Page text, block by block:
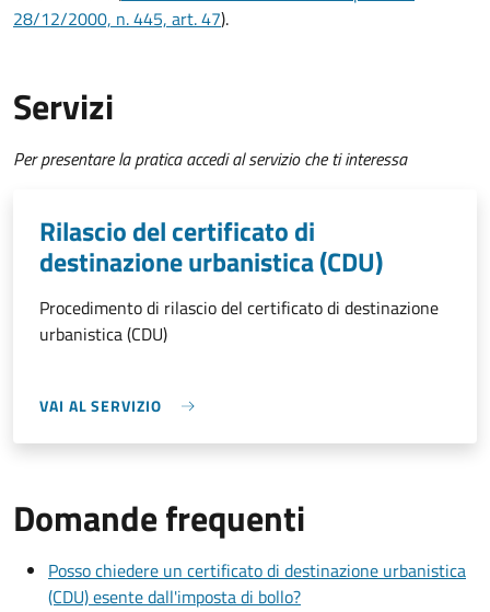
28/12/2000, n. 445, art. 47).
Servizi
Per presentare la pratica accedi al servizio che ti interessa
Rilascio del certificato di
destinazione urbanistica (CDU)
Procedimento di rilascio del certificato di destinazione
urbanistica (CDU)
VAI AL SERVIZIO
Domande frequenti
Posso chiedere un certificato di destinazione urbanistica
(CDU) esente dall'imposta di bollo?